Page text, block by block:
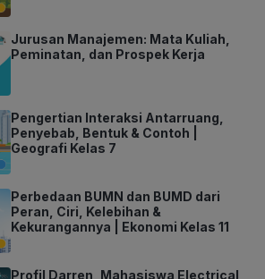
Jurusan Manajemen: Mata Kuliah,
Peminatan, dan Prospek Kerja
Pengertian Interaksi Antarruang,
Penyebab, Bentuk & Contoh |
Geografi Kelas 7
Perbedaan BUMN dan BUMD dari
Peran, Ciri, Kelebihan &
Kekurangannya | Ekonomi Kelas 11
Profil Darren, Mahasiswa Electrical